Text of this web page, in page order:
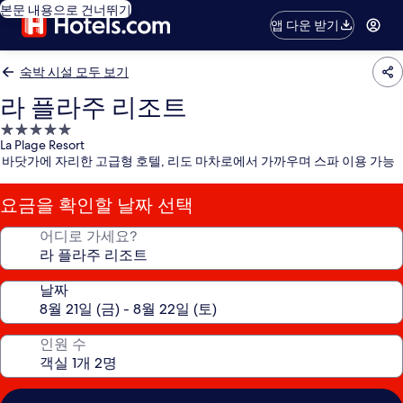
본문 내용으로 건너뛰기
앱 다운 받기
숙박 시설 모두 보기
라 플라주 리조트
5.0
성
급
숙
박
시
La Plage Resort
바닷가에 자리한 고급형 호텔, 리도 마차로에서 가까우며 스파 이용 가능
요금을 확인할 날짜 선택
어디로 가세요?
날짜
인원 수